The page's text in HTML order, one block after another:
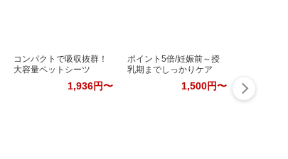
コンパクトで吸収抜群！
大容量ペットシーツ
1,936円〜
ポイント5倍/妊娠前～授
乳期までしっかりケア
1,500円〜